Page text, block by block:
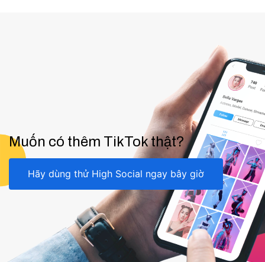
Muốn có thêm TikTok thật?
Hãy dùng thử High Social ngay bây giờ